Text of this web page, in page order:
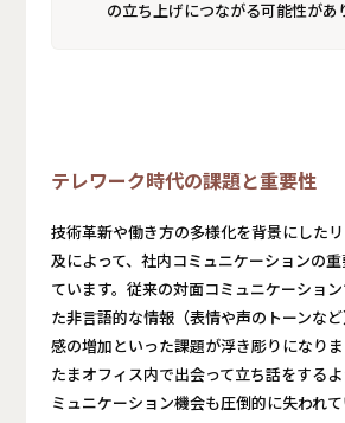
の立ち上げにつながる可能性があ
テレワーク時代の課題と重要性
技術革新や働き方の多様化を背景にした
及によって、社内コミュニケーションの
ています。従来の対面コミュニケーショ
た非言語的な情報（表情や声のトーンな
感の増加といった課題が浮き彫りになり
たまオフィス内で出会って立ち話をする
ミュニケーション機会も圧倒的に失われて